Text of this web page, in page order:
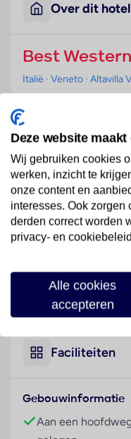
Over dit hotel
Best
Italië · Veneto · Altavilla
Ligging
Dit hotel ligt op 3
snelwegafrit en
historische
restaurants, bars en
minuten lopen van
rijden. Het skigebied
Verona (40 km),
Hotelfaciliteiten
De 10 eenpersoons-
zijn verdeeld over 4
bereikbaar. Het
bieden de nodige
Wi-Fi verkrijgbaar.
verschillende
Faciliteiten
Gebouwinformatie
Aan een
Deze website
Wij gebruiken cookies
werken, inzicht te
onze content en
interesses. Ook zorgen
derden correct worden
privacy- en
Alle cookies
accepteren